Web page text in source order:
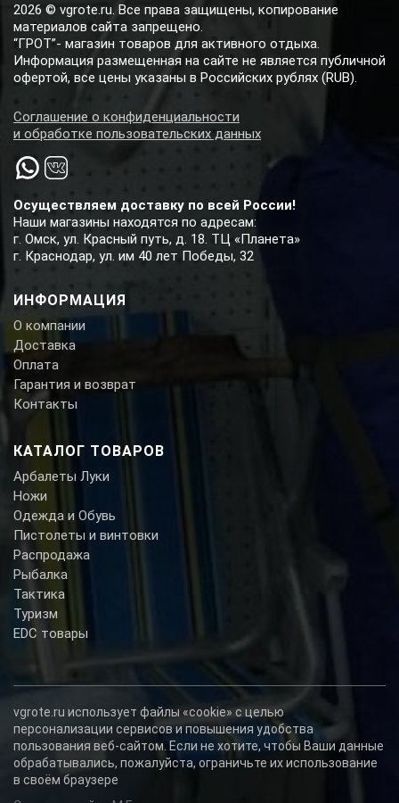
Осуществляем доставку по всей России!
Наши магазины находятся по адресам:
г. Омск, ул. Красный путь, д. 18. ТЦ «Планета»
г. Краснодар, ул. им 40 лет Победы, 32
ИНФОРМАЦИЯ
О компании
Доставка
Оплата
Гарантия и возврат
Контакты
КАТАЛОГ ТОВАРОВ
Арбалеты Луки
Ножи
Одежда и Обувь
Пистолеты и винтовки
Распродажа
Рыбалка
Тактика
Туризм
EDC товары
2026 © vgrote.ru. Все права защищены, копирование
материалов сайта запрещено.
“ГРОТ”- магазин товаров для активного отдыха.
Информация размещенная на сайте не является публичной
офертой, все цены указаны в Российских рублях (RUB).
Соглашение о конфиденциальности
и обработке пользовательских данных
vgrote.ru использует файлы «cookie» с целью
персонализации сервисов и повышения удобства
пользования веб-сайтом. Если не хотите, чтобы Ваши данные
обрабатывались, пожалуйста, ограничьте их использование
в своём браузере